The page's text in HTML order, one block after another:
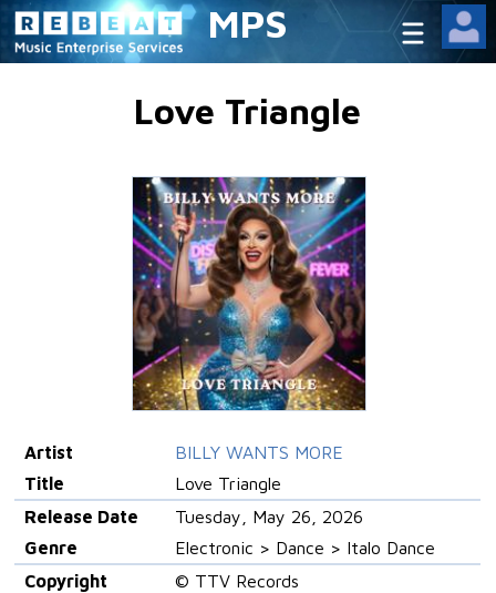
MPS
Love Triangle
Artist
BILLY WANTS MORE
Title
Love Triangle
Release Date
Tuesday, May 26, 2026
Genre
Electronic > Dance > Italo Dance
Copyright
© TTV Records